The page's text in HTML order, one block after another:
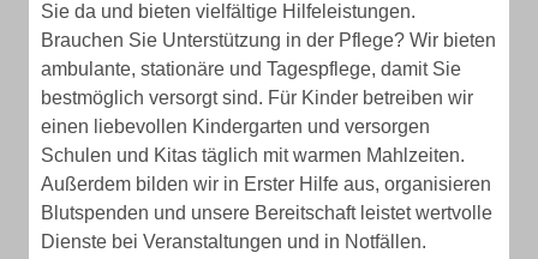
Sie da und bieten vielfältige Hilfeleistungen.
Brauchen Sie Unterstützung in der Pflege? Wir bieten
ambulante, stationäre und Tagespflege, damit Sie
bestmöglich versorgt sind. Für Kinder betreiben wir
einen liebevollen Kindergarten und versorgen
Schulen und Kitas täglich mit warmen Mahlzeiten.
Außerdem bilden wir in Erster Hilfe aus, organisieren
Blutspenden und unsere Bereitschaft leistet wertvolle
Dienste bei Veranstaltungen und in Notfällen.